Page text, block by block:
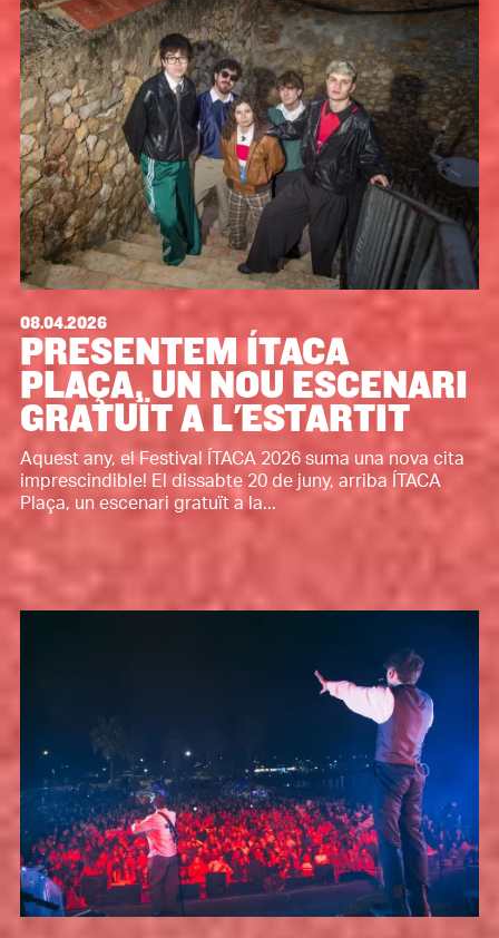
08.04.2026
PRESENTEM ÍTACA
PLAÇA, UN NOU ESCENARI
GRATUÏT A L'ESTARTIT
Aquest any, el Festival ÍTACA 2026 suma una nova cita
imprescindible! El dissabte 20 de juny, arriba ÍTACA
Plaça, un escenari gratuït a la...